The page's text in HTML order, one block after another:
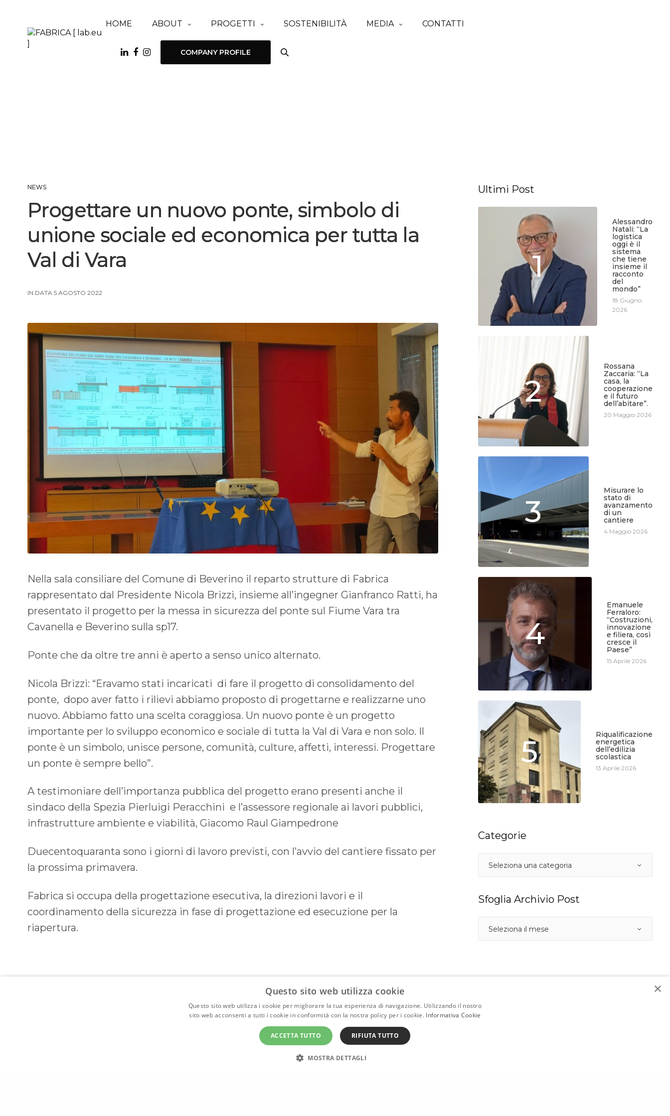
HOME ABOUT PROGETTI SOSTENIBILITÀ MEDIA CONTATTI
COMPANY PROFILE
NEWS
Progettare un nuovo ponte, simbolo di
unione sociale ed economica per tutta la
Val di Vara
IN DATA 5 AGOSTO 2022
Nella sala consiliare del Comune di Beverino il reparto strutture di Fabrica
rappresentato dal Presidente Nicola Brizzi, insieme all’ingegner Gianfranco Ratti, ha
presentato il progetto per la messa in sicurezza del ponte sul Fiume Vara tra
Cavanella e Beverino sulla sp17.
Ponte che da oltre tre anni è aperto a senso unico alternato.
Nicola Brizzi: “Eravamo stati incaricati di fare il progetto di consolidamento del
ponte, dopo aver fatto i rilievi abbiamo proposto di progettarne e realizzarne uno
nuovo. Abbiamo fatto una scelta coraggiosa. Un nuovo ponte è un progetto
importante per lo sviluppo economico e sociale di tutta la Val di Vara e non solo. Il
ponte è un simbolo, unisce persone, comunità, culture, affetti, interessi. Progettare
un ponte è sempre bello”.
A testimoniare dell’importanza pubblica del progetto erano presenti anche il
sindaco della Spezia Pierluigi Peracchini e l’assessore regionale ai lavori pubblici,
infrastrutture ambiente e viabilità, Giacomo Raul Giampedrone
Duecentoquaranta sono i giorni di lavoro previsti, con l’avvio del cantiere fissato per
la prossima primavera.
Fabrica si occupa della progettazione esecutiva, la direzioni lavori e il
coordinamento della sicurezza in fase di progettazione ed esecuzione per la
riapertura.
Ultimi Post
1
Alessandro
Natali: “La
logistica
oggi è il
sistema
che tiene
insieme il
racconto
del
mondo”
18 Giugno
2026
2
Rossana
Zaccaria: “La
casa, la
cooperazione
e il futuro
dell’abitare”.
20 Maggio 2026
3
Misurare lo
stato di
avanzamento
di un
cantiere
4 Maggio 2026
4
Emanuele
Ferraloro:
“Costruzioni,
innovazione
e filiera, così
cresce il
Paese”
15 Aprile 2026
5
Riqualificazione
energetica
dell’edilizia
scolastica
13 Aprile 2026
Categorie
Sfoglia Archivio Post
×
Questo sito web utilizza cookie
Questo sito web utilizza i cookie per migliorare la tua esperienza di navigazione. Utilizzando il nostro
sito web acconsenti a tutti i cookie in conformità con la nostra policy per i cookie. Informativa Cookie
ACCETTA TUTTO RIFIUTA TUTTO
MOSTRA DETTAGLI